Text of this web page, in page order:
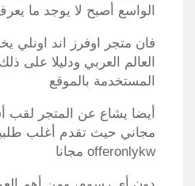
الواسع أصبح لا يوجد ما
فان متجر اوفرز اند اونلي
العالم العربي ودليلا على
المستخدمة بالموقع
أيضا يشاع عن المتجر لقب
مجاني حيث تقدم أغلب
offeronlykw مجانا